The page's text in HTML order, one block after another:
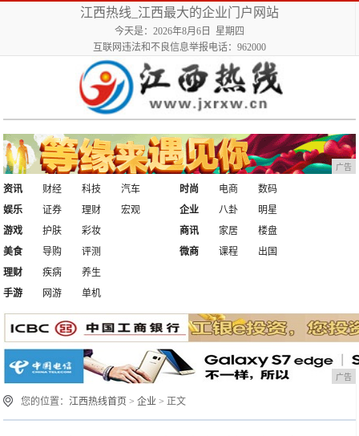
江西热线_江西最大的企业门户网站
今天是：2026年8月6日 星期四
互联网违法和不良信息举报电话：962000
广告
资讯 财经 科技
汽车
娱乐
证券 理财 宏观
时尚 电商
数码
企业
八卦
明星
游戏
护肤
彩妆
美食
导购 评测
商讯 家居
楼盘
微商
课程
出国
理财
疾病
养生
手游
网游 单机
广告
您的位置：江西热线首页 >企业 > 正文